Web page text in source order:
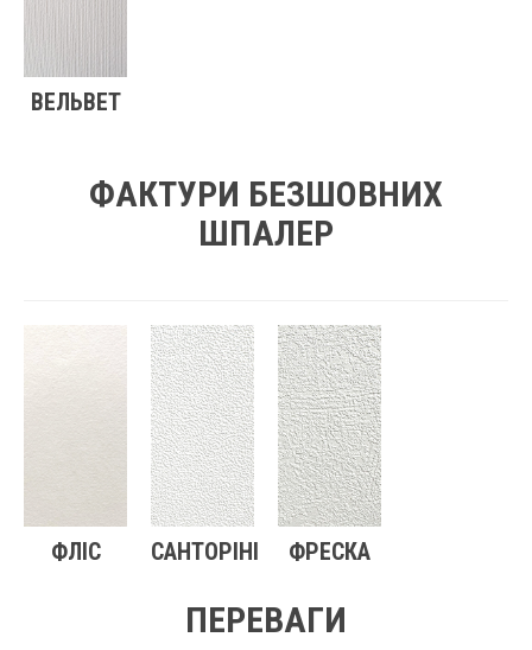
ВЕЛЬВЕТ
ФАКТУРИ БЕЗШОВНИХ
ШПАЛЕР
ФЛІС САНТОРІНІ ФРЕСКА
ПЕРЕВАГИ